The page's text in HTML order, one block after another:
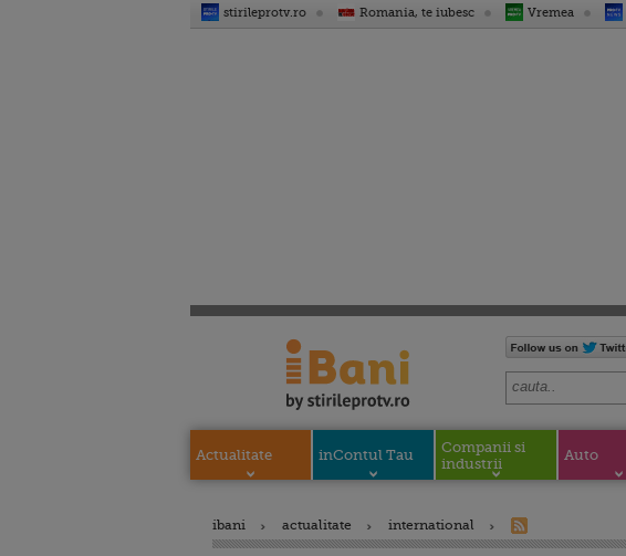
stirileprotv.ro Romania, te iubesc Vremea
Actualitate inContul Tau
Companii si
industrii
Auto
ibani actualitate international